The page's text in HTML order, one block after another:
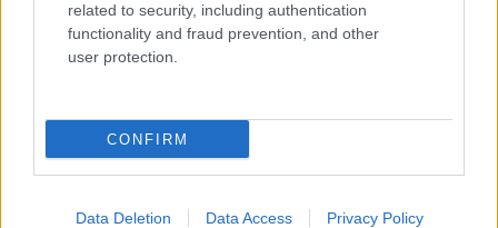
related to security, including authentication
functionality and fraud prevention, and other
user protection.
CONFIRM
Data Deletion Data Access Privacy Policy
Μείνε Αύγουστο στην Αθήνα κι άσε τους
άλλους να λένε
Πώς θα